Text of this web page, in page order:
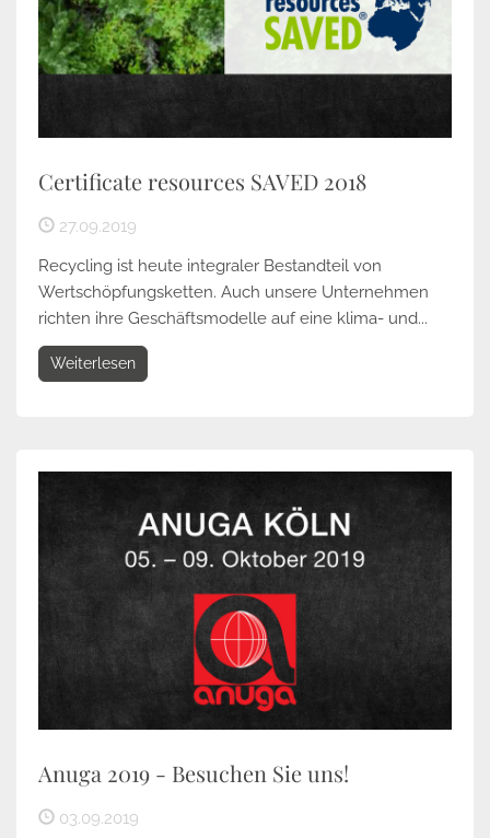
Certificate resources SAVED 2018
27.09.2019
Recycling ist heute integraler Bestandteil von
Wertschöpfungsketten. Auch unsere Unternehmen
richten ihre Geschäftsmodelle auf eine klima- und...
Weiterlesen
Anuga 2019 - Besuchen Sie uns!
03.09.2019